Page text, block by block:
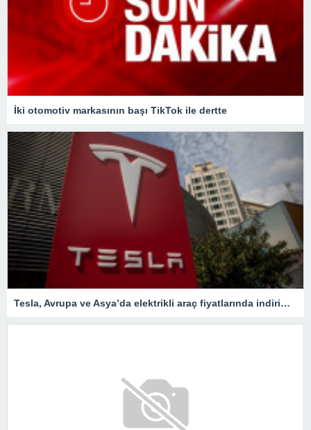
İki otomotiv markasının başı TikTok ile dertte
Tesla, Avrupa ve Asya’da elektrikli araç fiyatlarında indirimleri genişletiyor – Son Dakika Ekonomi Haberleri